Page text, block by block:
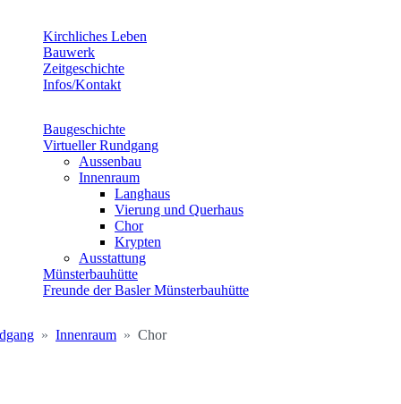
Kirchliches Leben
Bauwerk
Zeitgeschichte
Infos/Kontakt
Baugeschichte
Virtueller Rundgang
Aussenbau
Innenraum
Langhaus
Vierung und Querhaus
Chor
Krypten
Ausstattung
Münsterbauhütte
Freunde der Basler Münsterbauhütte
Innenraum Chor